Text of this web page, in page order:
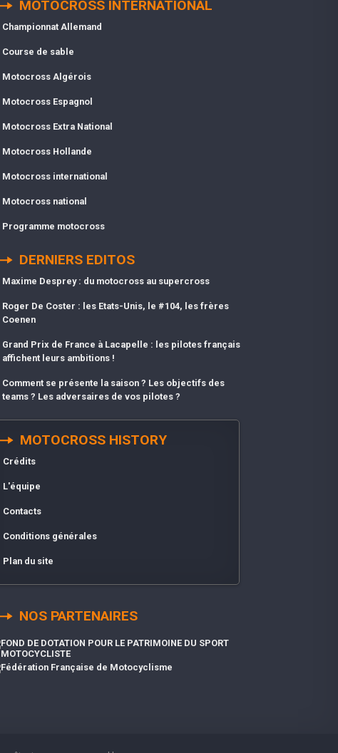
MOTOCROSS INTERNATIONAL
Championnat Allemand
Course de sable
Motocross Algérois
Motocross Espagnol
Motocross Extra National
Motocross Hollande
Motocross international
Motocross national
Programme motocross
DERNIERS EDITOS
Maxime Desprey : du motocross au supercross
Roger De Coster : les Etats-Unis, le #104, les frères
Coenen
Grand Prix de France à Lacapelle : les pilotes français
affichent leurs ambitions !
Comment se présente la saison ? Les objectifs des
teams ? Les adversaires de vos pilotes ?
MOTOCROSS HISTORY
Crédits
L'équipe
Contacts
Conditions générales
Plan du site
NOS PARTENAIRES